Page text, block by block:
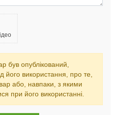
був опублікований,
його використання, про те,
або, навпаки, з якими
при його використанні.